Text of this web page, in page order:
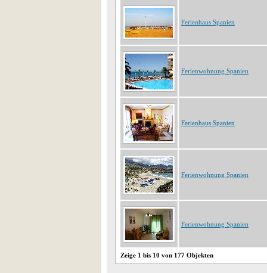
Ferienhaus Spanien
Ferienwohnung Spanien
Ferienhaus Spanien
Ferienwohnung Spanien
Ferienwohnung Spanien
Zeige 1 bis 10 von 177 Objekten